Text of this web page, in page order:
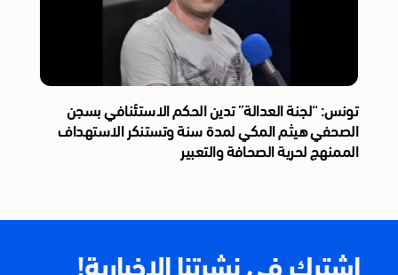
تونس: “لجنة العدالة” تدين الحكم الاستئنافي بسجن
الصحفي هيثم المكي لمدة سنة وتستنكر الاستهداف
الممنهج لحرية الصحافة والتعبير
اشترك في نشرتنا الإخبارية!